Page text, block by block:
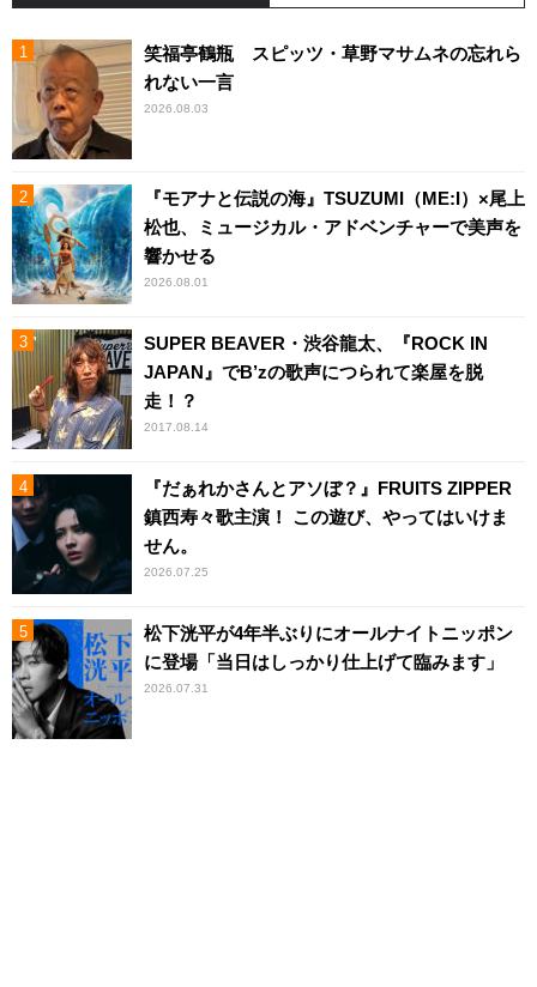
笑福亭鶴瓶 スピッツ・草野マサムネの忘れら
れない一言
2026.08.03
『モアナと伝説の海』TSUZUMI（ME:I）×尾上
松也、ミュージカル・アドベンチャーで美声を
響かせる
2026.08.01
SUPER BEAVER・渋谷龍太、『ROCK IN
JAPAN』でB’zの歌声につられて楽屋を脱
走！？
2017.08.14
『だぁれかさんとアソぼ？』FRUITS ZIPPER
鎮西寿々歌主演！ この遊び、やってはいけま
せん。
2026.07.25
松下洸平が4年半ぶりにオールナイトニッポン
に登場「当日はしっかり仕上げて臨みます」
2026.07.31